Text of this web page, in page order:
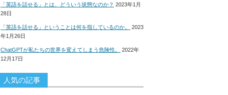
「英語を話せる」とは、どういう状態なのか？ 2023年1月
28日
「英語を話せる」ということは何を指しているのか。
2023
年1月26日
ChatGPTが私たちの世界を変えてしまう危険性。
2022年
12月17日
人気の記事